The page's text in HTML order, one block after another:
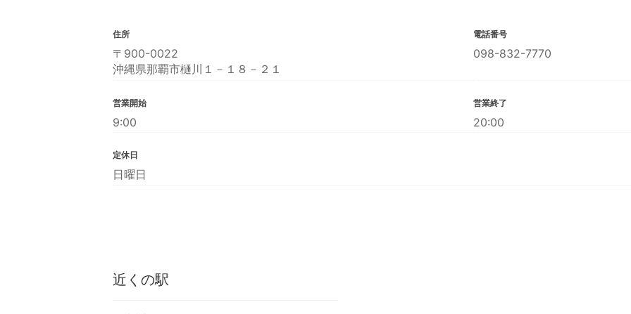
住所
〒900-0022
沖縄県那覇市樋川１－１８－２１
電話番号
098-832-7770
営業開始
9:00
営業終了
20:00
定休日
日曜日
近くの駅